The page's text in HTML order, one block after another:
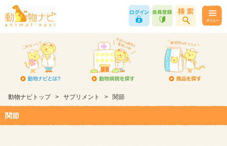
動物ナビトップ > サプリメント > 関節
関節